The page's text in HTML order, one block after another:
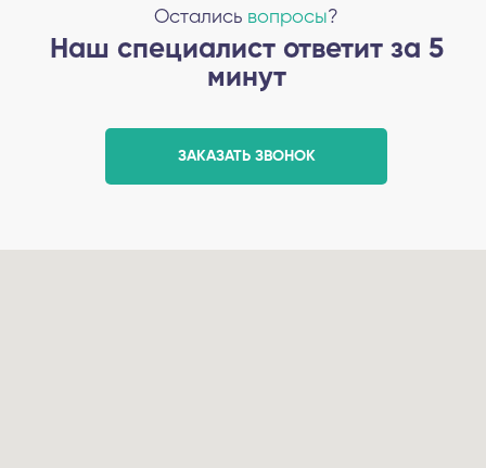
Остались вопросы?
Наш специалист ответит за 5
минут
ЗАКАЗАТЬ ЗВОНОК